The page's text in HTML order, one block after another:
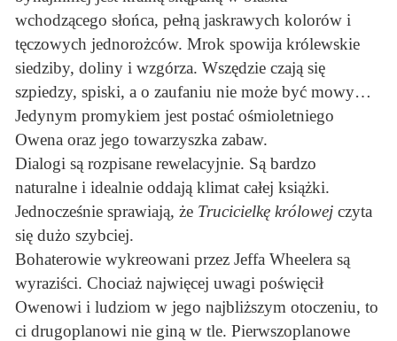
wchodzącego słońca, pełną jaskrawych kolorów i
tęczowych jednorożców. Mrok spowija królewskie
siedziby, doliny i wzgórza. Wszędzie czają się
szpiedzy, spiski, a o zaufaniu nie może być mowy…
Jedynym promykiem jest postać ośmioletniego
Owena oraz jego towarzyszka zabaw.
Dialogi są rozpisane rewelacyjnie. Są bardzo
naturalne i idealnie oddają klimat całej książki.
Jednocześnie sprawiają, że Trucicielkę królowejczyta
się dużo szybciej.
Bohaterowie wykreowani przez Jeffa Wheelera są
wyraziści. Chociaż najwięcej uwagi poświęcił
Owenowi i ludziom w jego najbliższym otoczeniu, to
ci drugoplanowi nie giną w tle. Pierwszoplanowe